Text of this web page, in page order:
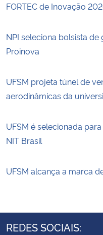
FORTEC de Inovação
NPI seleciona bolsista
Proinova
UFSM projeta túnel de
aerodinâmicas da
UFSM é selecionada
NIT Brasil
UFSM alcança a marca
REDES SOCIAIS: